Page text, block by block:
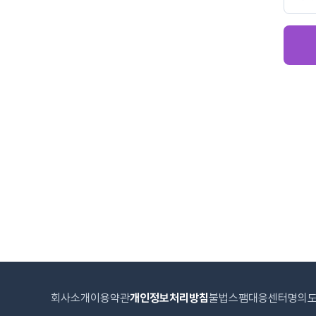
회사소개 이용약관개인정보처리방침불법스팸대응센터 명의